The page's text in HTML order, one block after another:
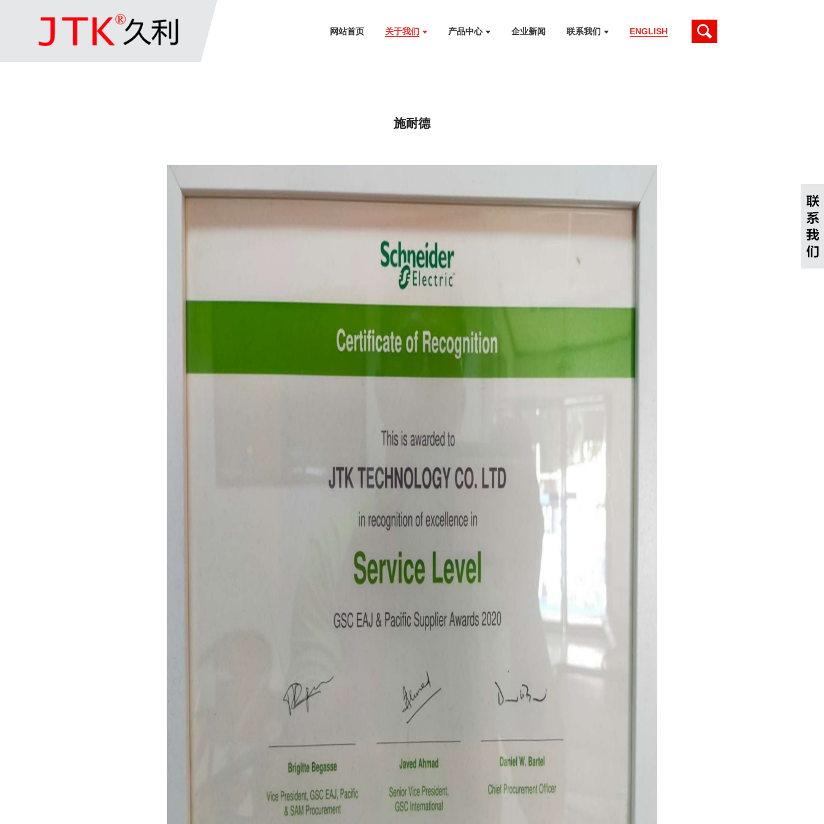
网站首页 关于我们 产品中心 企业新闻 联系我们 ENGLISH
施耐德